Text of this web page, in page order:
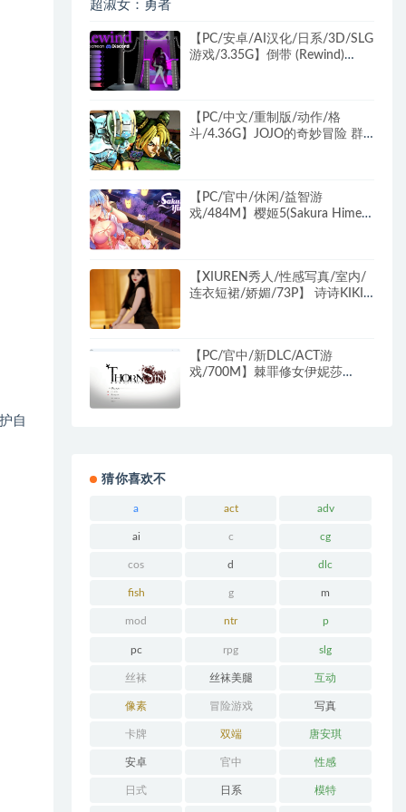
自
【PC/安卓/AI汉化/日系/3D/SLG
游戏/3.35G】倒带 (Rewind)
【PC/中文/重制版/动作/格
斗/4.36G】JOJO的奇妙冒险 群
【PC/官中/休闲/益智游
戏/484M】樱姬5(Sakura Hime
【XIUREN秀人/性感写真/室内/
连衣短裙/娇媚/73P】 诗诗KIKI
【PC/官中/新DLC/ACT游
戏/700M】棘罪修女伊妮莎
猜你喜欢不
a act adv
ai c cg
cos d dlc
fish g m
mod ntr p
pc rpg slg
丝袜 丝袜美腿 互动
像素 冒险游戏 写真
卡牌 双端 唐安琪
安卓 官中 性感
日式 日系 模特